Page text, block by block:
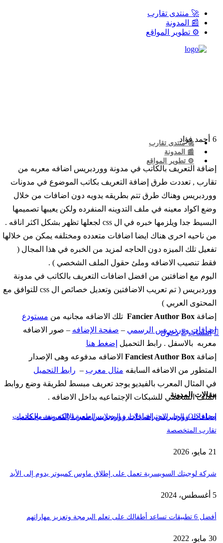
🚀 منتدى تقارب
📰 المدونة
⚙️ تطوير المواقع
🚀 منتدى تقارب
📰 المدونة
⚙️ تطوير المواقع
انتساب دخول
6 أحمد فؤاد
إضافة التعريف بالكاتب في مدونة ووردبريس اضافه معربه من
تقارب , تعددت طرق إضافة التعريف بكاتب الموضوع في مدونات
ووردبريس وهناك طرق تتم بطريقه يدويه دون اضافات من خلال
وضع اكواد معينه في ملف التدوينه المنفرده ولكن يعيبها تصميمها
البسيط جدا ويلزمها خبره في ال css لجعلها تظهر بشكل اكثر اناقه .
من ناحيه اخرى هناك ايضا اضافات متعدده ومختلفه يمكن من خلالها
تفعيل تلك الميزه دون الحاجه لمزيد من الخبره في هذا المجال (
فقط تنصيب الاضافه وملئ حقول الملف الشخصي ) .
اليوم مع اضافتين من افضل اضافات التعريف بالكاتب في مدونة
ووردبريس ( تم تعريب الاضافتين وتعديل خصائص ال css للتوافق مع
المحتوى العربي )
إضافةFancier Author Box تلك الاضافه مجانيه من مستودع
اضافات ووردبريس الرسمي – صفحة الإضافه – صور الاضافه
معربه بالاسفل . رابط التحميل إضغط هنا
إضافةFanciest Author Box الاضافه مدفوعه وهى الإصدار
المتطور من الاضافه السابقه مثال معرب – رابط التحميل
في المثال المعرب بالفيديو يوجد تعريف مبسط لطريقة وضع روابط
الملف الشخصي للشبكات الإجتماعيه بداخل الاضافه .
إضافات ووردبريس إضافات ووردبريس معربة التعريف بالكاتب
مقالات المدونة
مجلة OJS: الحل الاحترافي لإدارة المجلات العلمية الإلكترونية مع خدمات
تقارب المتخصصة
21 مايو، 2026
شركة لوجيتك السويسرية تعمل على إطلاق ماوس كمبيوتر يدوم إلى الأبد
5 أغسطس، 2024
أفضل 6 تطبيقات تساعد أطفالك على تعلم البرمجة وتعزيز مهاراتهم
30 مايو، 2022